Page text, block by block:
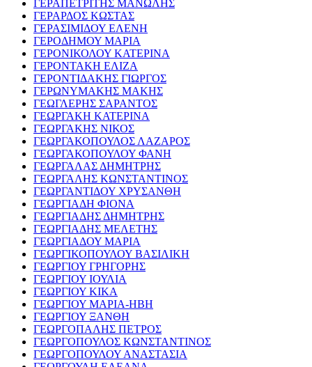
ΓΕΡΑΠΕΤΡΙΤΗΣ ΜΑΝΩΛΗΣ
ΓΕΡΑΡΔΟΣ ΚΩΣΤΑΣ
ΓΕΡΑΣΙΜΙΔΟΥ ΕΛΕΝΗ
ΓΕΡΟΔΗΜΟΥ ΜΑΡΙΑ
ΓΕΡΟΝΙΚΟΛΟΥ ΚΑΤΕΡΙΝΑ
ΓΕΡΟΝΤΑΚΗ ΕΛΙΖΑ
ΓΕΡΟΝΤΙΔΑΚΗΣ ΓΙΩΡΓΟΣ
ΓΕΡΩΝΥΜΑΚΗΣ ΜΑΚΗΣ
ΓΕΩΓΛΕΡΗΣ ΣΑΡΑΝΤΟΣ
ΓΕΩΡΓΑΚΗ ΚΑΤΕΡΙΝΑ
ΓΕΩΡΓΑΚΗΣ ΝΙΚΟΣ
ΓΕΩΡΓΑΚΟΠΟΥΛΟΣ ΛΑΖΑΡΟΣ
ΓΕΩΡΓΑΚΟΠΟΥΛΟΥ ΦΑΝΗ
ΓΕΩΡΓΑΛΑΣ ΔΗΜΗΤΡΗΣ
ΓΕΩΡΓΑΛΗΣ ΚΩΝΣΤΑΝΤΙΝΟΣ
ΓΕΩΡΓΑΝΤΙΔΟΥ ΧΡΥΣΑΝΘΗ
ΓΕΩΡΓΙΑΔΗ ΦΙΟΝΑ
ΓΕΩΡΓΙΑΔΗΣ ΔΗΜΗΤΡΗΣ
ΓΕΩΡΓΙΑΔΗΣ ΜΕΛΕΤΗΣ
ΓΕΩΡΓΙΑΔΟΥ ΜΑΡΙΑ
ΓΕΩΡΓΙΚΟΠΟΥΛΟΥ ΒΑΣΙΛΙΚΗ
ΓΕΩΡΓΙΟΥ ΓΡΗΓΟΡΗΣ
ΓΕΩΡΓΙΟΥ ΙΟΥΛΙΑ
ΓΕΩΡΓΙΟΥ ΚΙΚΑ
ΓΕΩΡΓΙΟΥ ΜΑΡΙΑ-ΗΒΗ
ΓΕΩΡΓΙΟΥ ΞΑΝΘΗ
ΓΕΩΡΓΟΠΑΛΗΣ ΠΕΤΡΟΣ
ΓΕΩΡΓΟΠΟΥΛΟΣ ΚΩΝΣΤΑΝΤΙΝΟΣ
ΓΕΩΡΓΟΠΟΥΛΟΥ ΑΝΑΣΤΑΣΙΑ